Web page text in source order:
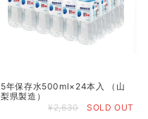
5年保存水500ml×24本入 （山
梨県製造）
¥2,630
SOLD OUT